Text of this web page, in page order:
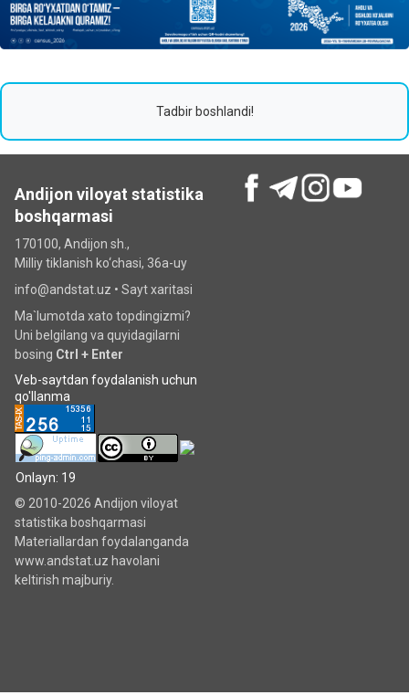
Tadbir boshlandi!
Andijon viloyat statistika
boshqarmasi
170100, Andijon sh.,
Milliy tiklanish ko‘chаsi, 36a-uy
info@andstat.uz • Sayt xaritasi
Ma`lumotda xato topdingizmi?
Uni belgilang va quyidagilarni
bosing Ctrl + Enter
Veb-saytdan foydalanish uchun
qo'llanma
Onlayn: 19
© 2010-2026 Andijon viloyat
statistika boshqarmasi
Materiallardan foydalanganda
www.andstat.uz havolani
keltirish majburiy.